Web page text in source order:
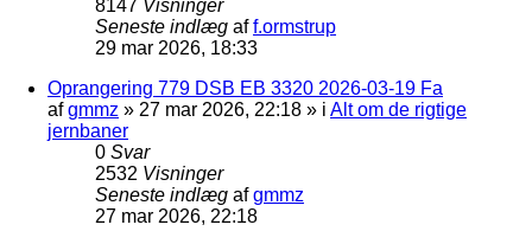
8147 Visninger
Seneste indlæg aff.ormstrup
29 mar 2026, 18:33
Oprangering 779 DSB EB 3320 2026-03-19 Fa
afgmmz » 27 mar 2026, 22:18 » i Alt om de rigtige
jernbaner
0 Svar
2532 Visninger
Seneste indlæg afgmmz
27 mar 2026, 22:18